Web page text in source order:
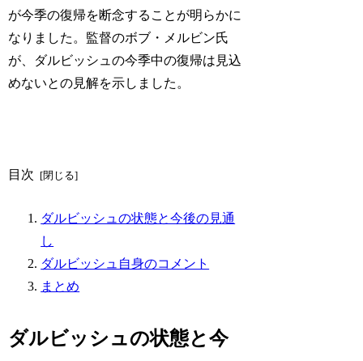
が今季の復帰を断念することが明らかに
なりました。監督のボブ・メルビン氏
が、ダルビッシュの今季中の復帰は見込
めないとの見解を示しました。
目次
ダルビッシュの状態と今後の見通
し
ダルビッシュ自身のコメント
まとめ
ダルビッシュの状態と今